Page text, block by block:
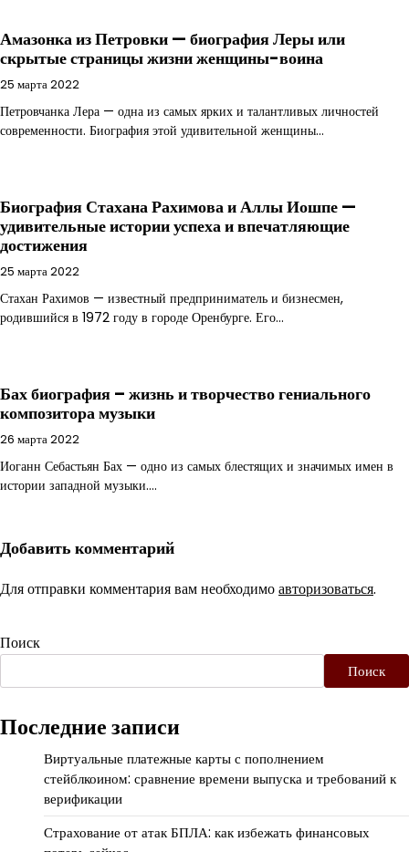
Амазонка из Петровки — биография Леры или
скрытые страницы жизни женщины-воина
25 марта 2022
Петровчанка Лера — одна из самых ярких и талантливых личностей
современности. Биография этой удивительной женщины…
Биография Стахана Рахимова и Аллы Иошпе —
удивительные истории успеха и впечатляющие
достижения
25 марта 2022
Стахан Рахимов — известный предприниматель и бизнесмен,
родившийся в 1972 году в городе Оренбурге. Его…
Бах биография – жизнь и творчество гениального
композитора музыки
26 марта 2022
Иоганн Себастьян Бах — одно из самых блестящих и значимых имен в
истории западной музыки.…
Добавить комментарий
Для отправки комментария вам необходимоавторизоваться.
Поиск
Поиск
Последние записи
Виртуальные платежные карты с пополнением
стейблкоином: сравнение времени выпуска и требований к
верификации
Страхование от атак БПЛА: как избежать финансовых